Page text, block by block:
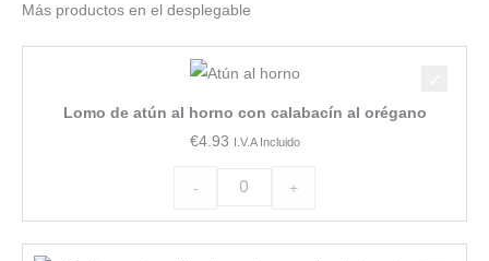
Más productos en el desplegable
Lomo de atún al horno con calabacín al orégano
€4.93 I.V.A Incluido
-
atún
al
+